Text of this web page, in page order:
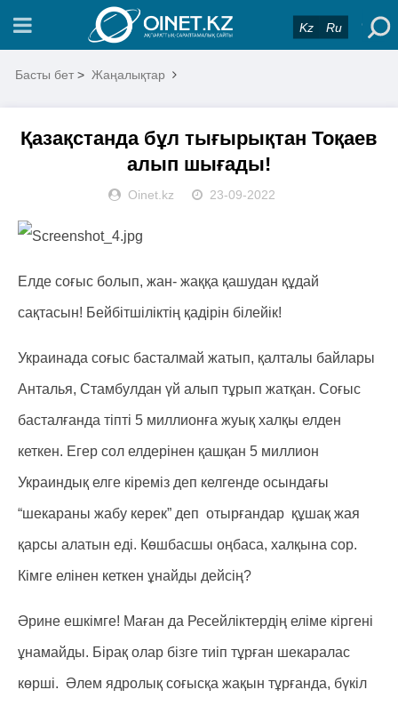
Kz Ru
Басты бет > Жаңалықтар
Қазақстанда бұл тығырықтан Тоқаев
алып шығады!
Oinet.kz 23-09-2022
Елде соғыс болып, жан- жаққа қашудан құдай
сақтасын! Бейбітшіліктің қадірін білейік!
Украинада соғыс басталмай жатып, қалталы байлары
Анталья, Стамбулдан үй алып тұрып жатқан. Соғыс
басталғанда тіпті 5 миллионға жуық халқы елден
кеткен. Егер сол елдерінен қашқан 5 миллион
Украиндық елге кіреміз деп келгенде осындағы
“шекараны жабу керек” деп отырғандар құшақ жая
қарсы алатын еді. Көшбасшы оңбаса, халқына сор.
Кімге елінен кеткен ұнайды дейсің?
Әрине ешкімге! Маған да Ресейліктердің еліме кіргені
ұнамайды. Бірақ олар бізге тиіп тұрған шекаралас
көрші. Әлем ядролық соғысқа жақын тұрғанда, бүкіл